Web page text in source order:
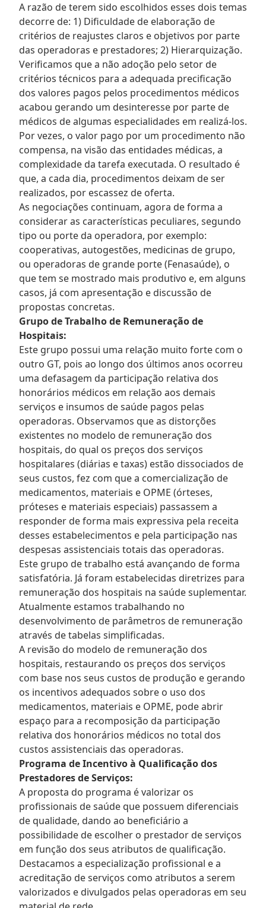
A razão de terem sido escolhidos esses dois temas
decorre de: 1) Dificuldade de elaboração de
critérios de reajustes claros e objetivos por parte
das operadoras e prestadores; 2) Hierarquização.
Verificamos que a não adoção pelo setor de
critérios técnicos para a adequada precificação
dos valores pagos pelos procedimentos médicos
acabou gerando um desinteresse por parte de
médicos de algumas especialidades em realizá-los.
Por vezes, o valor pago por um procedimento não
compensa, na visão das entidades médicas, a
complexidade da tarefa executada. O resultado é
que, a cada dia, procedimentos deixam de ser
realizados, por escassez de oferta.
As negociações continuam, agora de forma a
considerar as características peculiares, segundo
tipo ou porte da operadora, por exemplo:
cooperativas, autogestões, medicinas de grupo,
ou operadoras de grande porte (Fenasaúde), o
que tem se mostrado mais produtivo e, em alguns
casos, já com apresentação e discussão de
propostas concretas.
Grupo de Trabalho de Remuneração de
Hospitais:
Este grupo possui uma relação muito forte com o
outro GT, pois ao longo dos últimos anos ocorreu
uma defasagem da participação relativa dos
honorários médicos em relação aos demais
serviços e insumos de saúde pagos pelas
operadoras. Observamos que as distorções
existentes no modelo de remuneração dos
hospitais, do qual os preços dos serviços
hospitalares (diárias e taxas) estão dissociados de
seus custos, fez com que a comercialização de
medicamentos, materiais e OPME (órteses,
próteses e materiais especiais) passassem a
responder de forma mais expressiva pela receita
desses estabelecimentos e pela participação nas
despesas assistenciais totais das operadoras.
Este grupo de trabalho está avançando de forma
satisfatória. Já foram estabelecidas diretrizes para
remuneração dos hospitais na saúde suplementar.
Atualmente estamos trabalhando no
desenvolvimento de parâmetros de remuneração
através de tabelas simplificadas.
A revisão do modelo de remuneração dos
hospitais, restaurando os preços dos serviços
com base nos seus custos de produção e gerando
os incentivos adequados sobre o uso dos
medicamentos, materiais e OPME, pode abrir
espaço para a recomposição da participação
relativa dos honorários médicos no total dos
custos assistenciais das operadoras.
Programa de Incentivo à Qualificação dos
Prestadores de Serviços:
A proposta do programa é valorizar os
profissionais de saúde que possuem diferenciais
de qualidade, dando ao beneficiário a
possibilidade de escolher o prestador de serviços
em função dos seus atributos de qualificação.
Destacamos a especialização profissional e a
acreditação de serviços como atributos a serem
valorizados e divulgados pelas operadoras em seu